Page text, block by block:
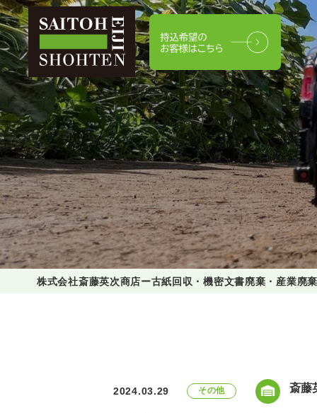
株式会社斎藤英次商店ー古紙回収・機密文書廃棄・産業廃
2024.03.29 その他 斎藤